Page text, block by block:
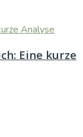
Eine kurze